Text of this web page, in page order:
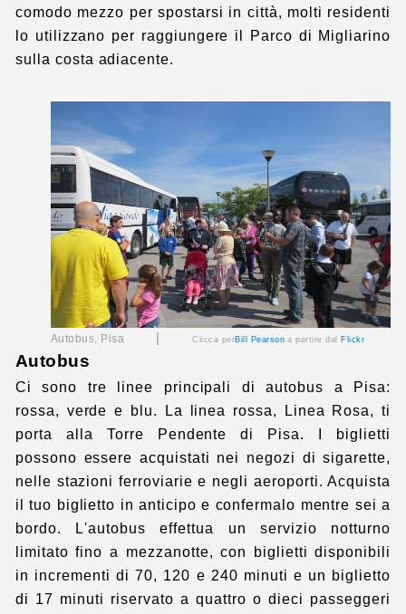
comodo mezzo per spostarsi in città, molti residenti
lo utilizzano per raggiungere il Parco di Migliarino
sulla costa adiacente.
Autobus, Pisa |Clicca perBill Pearson a partire dal Flickr
Autobus
Ci sono tre linee principali di autobus a Pisa:
rossa, verde e blu. La linea rossa, Linea Rosa, ti
porta alla Torre Pendente di Pisa. I biglietti
possono essere acquistati nei negozi di sigarette,
nelle stazioni ferroviarie e negli aeroporti. Acquista
il tuo biglietto in anticipo e confermalo mentre sei a
bordo. L'autobus effettua un servizio notturno
limitato fino a mezzanotte, con biglietti disponibili
in incrementi di 70, 120 e 240 minuti e un biglietto
di 17 minuti riservato a quattro o dieci passeggeri